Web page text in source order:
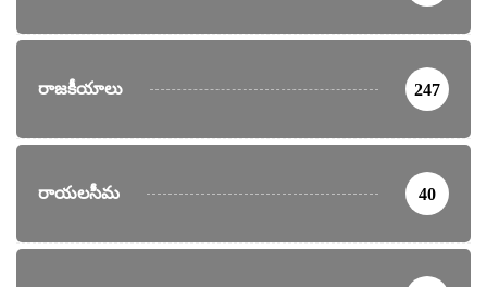
రాజకీయాలు 247
రాయలసీమ 40